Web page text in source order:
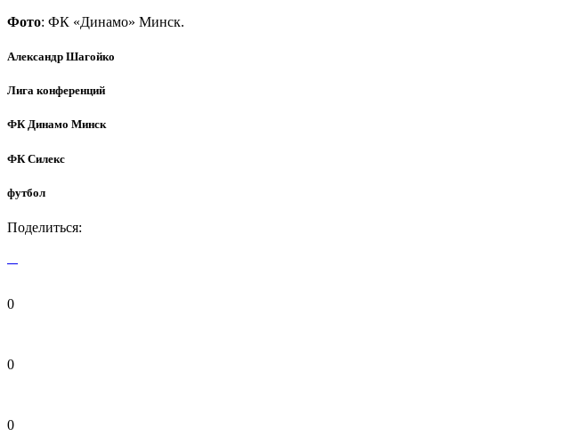
Фото: ФК «Динамо» Минск.
Александр Шагойко
Лига конференций
ФК Динамо Минск
ФК Силекс
футбол
Поделиться:
0
0
0